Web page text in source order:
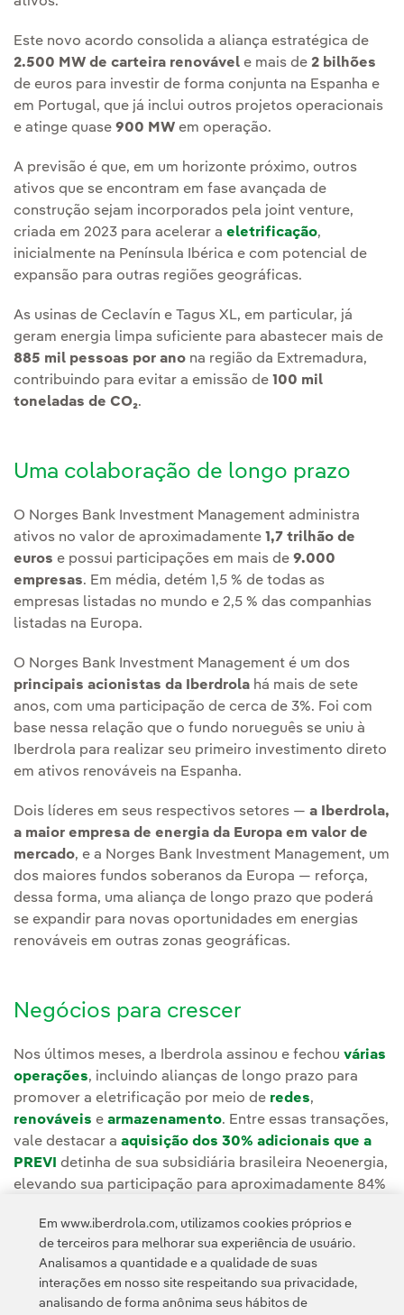
Este novo acordo consolida a aliança estratégica de
2.500 MW de carteira renovável e mais de 2 bilhões
de euros para investir de forma conjunta na Espanha e
em Portugal, que já inclui outros projetos operacionais
e atinge quase 900 MW em operação.
A previsão é que, em um horizonte próximo, outros
ativos que se encontram em fase avançada de
construção sejam incorporados pela joint venture,
criada em 2023 para acelerar a eletrificação,
inicialmente na Península Ibérica e com potencial de
expansão para outras regiões geográficas.
As usinas de Ceclavín e Tagus XL, em particular, já
geram energia limpa suficiente para abastecer mais de
885 mil pessoas por ano na região da Extremadura,
contribuindo para evitar a emissão de 100 mil
toneladas de CO₂.
Uma colaboração de longo prazo
O Norges Bank Investment Management administra
ativos no valor de aproximadamente 1,7 trilhão de
euros e possui participações em mais de 9.000
empresas. Em média, detém 1,5 % de todas as
empresas listadas no mundo e 2,5 % das companhias
listadas na Europa.
O Norges Bank Investment Management é um dos
principais acionistas da Iberdrola há mais de sete
anos, com uma participação de cerca de 3%. Foi com
base nessa relação que o fundo norueguês se uniu à
Iberdrola para realizar seu primeiro investimento direto
em ativos renováveis na Espanha.
Dois líderes em seus respectivos setores — a Iberdrola,
a maior empresa de energia da Europa em valor de
mercado, e a Norges Bank Investment Management, um
dos maiores fundos soberanos da Europa — reforça,
dessa forma, uma aliança de longo prazo que poderá
se expandir para novas oportunidades em energias
renováveis em outras zonas geográficas.
Negócios para crescer
Nos últimos meses, a Iberdrola assinou e fechou várias
operações, incluindo alianças de longo prazo para
promover a eletrificação por meio de redes,
renováveis e armazenamento. Entre essas transações,
vale destacar a aquisição dos 30% adicionais que a
PREVI
detinha de sua subsidiária brasileira Neoenergia,
elevando sua participação para aproximadamente 84%
conjuntamente 5,2 bilhões de eurosno parque eólico
offshore East Anglia THREE de 1,4 GW no Reino Unido.
Em www.iberdrola.com, utilizamos cookies próprios e
de terceiros para melhorar sua experiência de usuário.
Analisamos a quantidade e a qualidade de suas
interações em nosso site respeitando sua privacidade,
analisando de forma anônima seus hábitos de